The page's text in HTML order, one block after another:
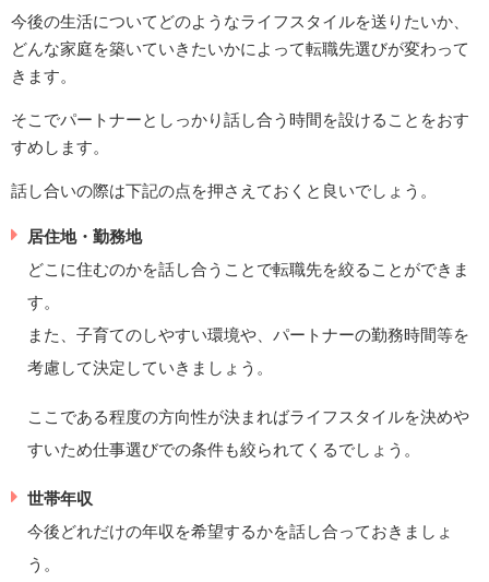
今後の生活についてどのようなライフスタイルを送りたいか、
どんな家庭を築いていきたいかによって転職先選びが変わって
きます。
そこでパートナーとしっかり話し合う時間を設けることをおす
すめします。
話し合いの際は下記の点を押さえておくと良いでしょう。
居住地・勤務地
どこに住むのかを話し合うことで転職先を絞ることができま
す。
また、子育てのしやすい環境や、パートナーの勤務時間等を
考慮して決定していきましょう。
ここである程度の方向性が決まればライフスタイルを決めや
すいため仕事選びでの条件も絞られてくるでしょう。
世帯年収
今後どれだけの年収を希望するかを話し合っておきましょ
う。